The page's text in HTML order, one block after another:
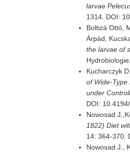
larvae
1314. DOI:
Boltizá Ottó,
Árpád,
the larvae of
Kucharczyk
of Wide-
under
DOI:
Nowosad
1822) Diet
14: 364-370.
Nowosad J.,